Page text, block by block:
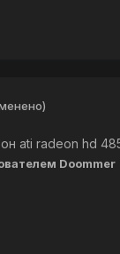
ati radeon hd
Doommer